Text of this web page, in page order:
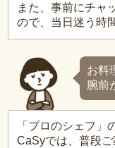
また、事前にチャ
ので、当日迷う時
お料
腕前
「プロのシェフ」
CaSyでは、普段